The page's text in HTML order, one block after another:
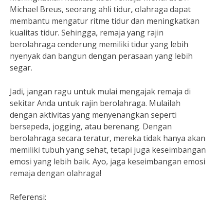
Michael Breus, seorang ahli tidur, olahraga dapat
membantu mengatur ritme tidur dan meningkatkan
kualitas tidur. Sehingga, remaja yang rajin
berolahraga cenderung memiliki tidur yang lebih
nyenyak dan bangun dengan perasaan yang lebih
segar.
Jadi, jangan ragu untuk mulai mengajak remaja di
sekitar Anda untuk rajin berolahraga. Mulailah
dengan aktivitas yang menyenangkan seperti
bersepeda, jogging, atau berenang. Dengan
berolahraga secara teratur, mereka tidak hanya akan
memiliki tubuh yang sehat, tetapi juga keseimbangan
emosi yang lebih baik. Ayo, jaga keseimbangan emosi
remaja dengan olahraga!
Referensi: